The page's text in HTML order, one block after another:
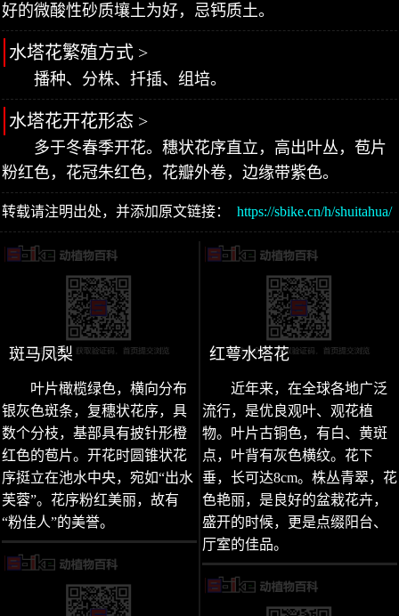
好的微酸性砂质壤土为好，忌钙质土。
水塔花繁殖方式 >
播种、分株、扦插、组培。
水塔花开花形态 >
多于冬春季开花。穗状花序直立，高出叶丛，苞片
粉红色，花冠朱红色，花瓣外卷，边缘带紫色。
转载请注明出处，并添加原文链接： https://sbike.cn/h/shuitahua/
斑马凤梨
叶片橄榄绿色，横向分布
银灰色斑条，复穗状花序，具
数个分枝，基部具有披针形橙
红色的苞片。开花时圆锥状花
序挺立在池水中央，宛如“出水
芙蓉”。花序粉红美丽，故有
“粉佳人”的美誉。
红萼水塔花
近年来，在全球各地广泛
流行，是优良观叶、观花植
物。叶片古铜色，有白、黄斑
点，叶背有灰色横纹。花下
垂，长可达8cm。株丛青翠，花
色艳丽，是良好的盆栽花卉，
盛开的时候，更是点缀阳台、
厅室的佳品。